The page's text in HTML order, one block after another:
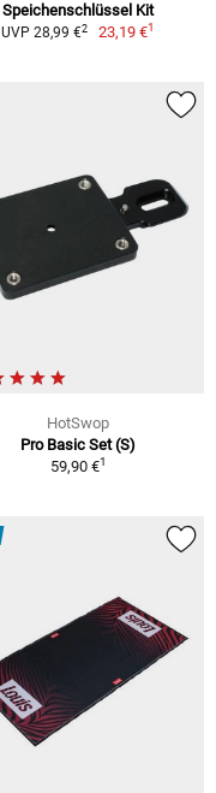
Speichenschlüssel Kit
UVP 28,99 €2 23,19 €1
HotSwop
Pro Basic Set (S)
59,90 €1